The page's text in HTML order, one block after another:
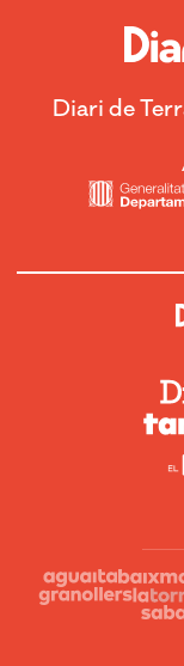
Diari de